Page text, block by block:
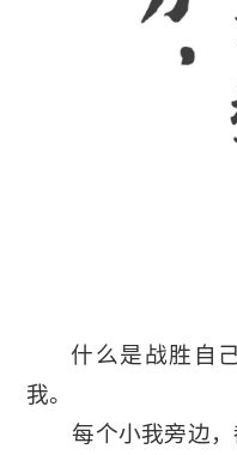
什么是战胜自
我。
每个小我旁边，